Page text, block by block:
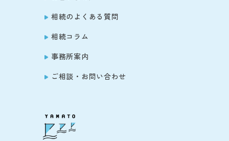
相続のよくある質問
相続コラム
事務所案内
ご相談・お問い合わせ